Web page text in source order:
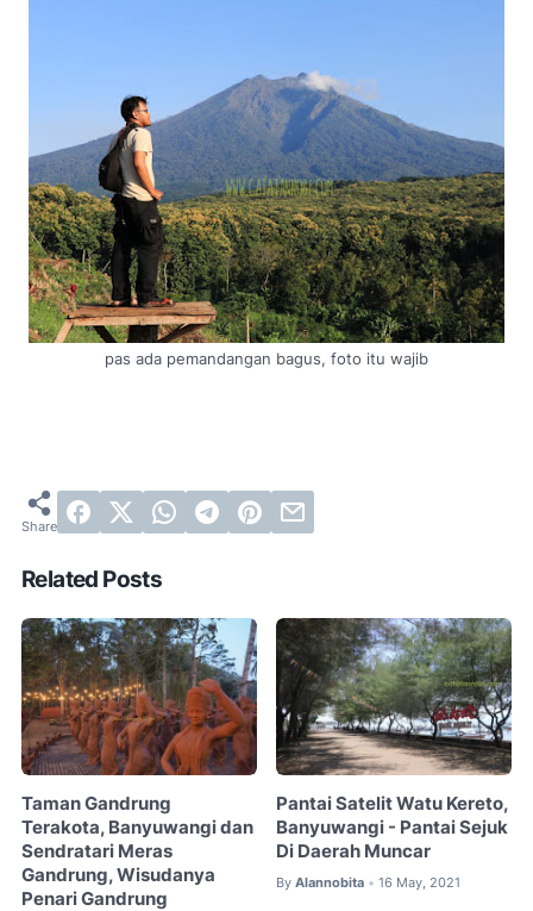
pas ada pemandangan bagus, foto itu wajib
Related Posts
Taman Gandrung
Terakota, Banyuwangi dan
Sendratari Meras
Gandrung, Wisudanya
Penari Gandrung
Pantai Satelit Watu Kereto,
Banyuwangi - Pantai Sejuk
Di Daerah Muncar
By Alannobita • 16 May, 2021